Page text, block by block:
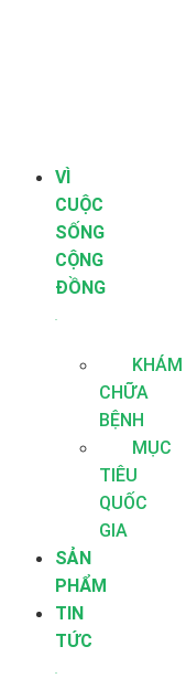
VÌ
CUỘC
SỐNG
CỘNG
ĐỒNG
KHÁM
CHỮA
BỆNH
MỤC
TIÊU
QUỐC
GIA
SẢN
PHẨM
TIN
TỨC